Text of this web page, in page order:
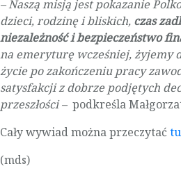
– Naszą misją jest pokazanie
dzieci, rodzinę i bliskich, czas
niezależność i bezpieczeństwo
na emeryturę wcześniej, żyjemy
życie po zakończeniu pracy
satysfakcji z dobrze podjętych
przeszłości – podkreśla
Cały wywiad można przeczytać
(mds)